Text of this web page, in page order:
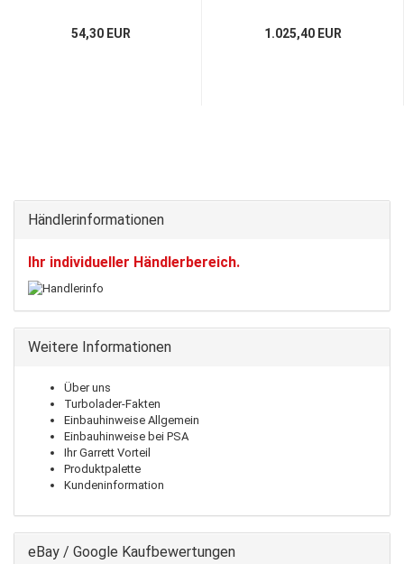
54,30 EUR
1.025,40 EUR
Händlerinformationen
Ihr individueller Händlerbereich.
Weitere Informationen
Über uns
Turbolader-Fakten
Einbauhinweise Allgemein
Einbauhinweise bei PSA
Ihr Garrett Vorteil
Produktpalette
Kundeninformation
eBay / Google Kaufbewertungen